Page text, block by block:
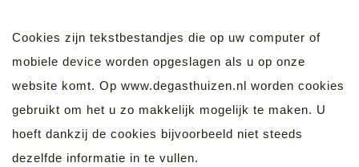
Cookies zijn tekstbestandjes die op uw computer of
mobiele device worden opgeslagen als u op onze
website komt. Op www.degasthuizen.nl worden cookies
gebruikt om het u zo makkelijk mogelijk te maken. U
hoeft dankzij de cookies bijvoorbeeld niet steeds
dezelfde informatie in te vullen.